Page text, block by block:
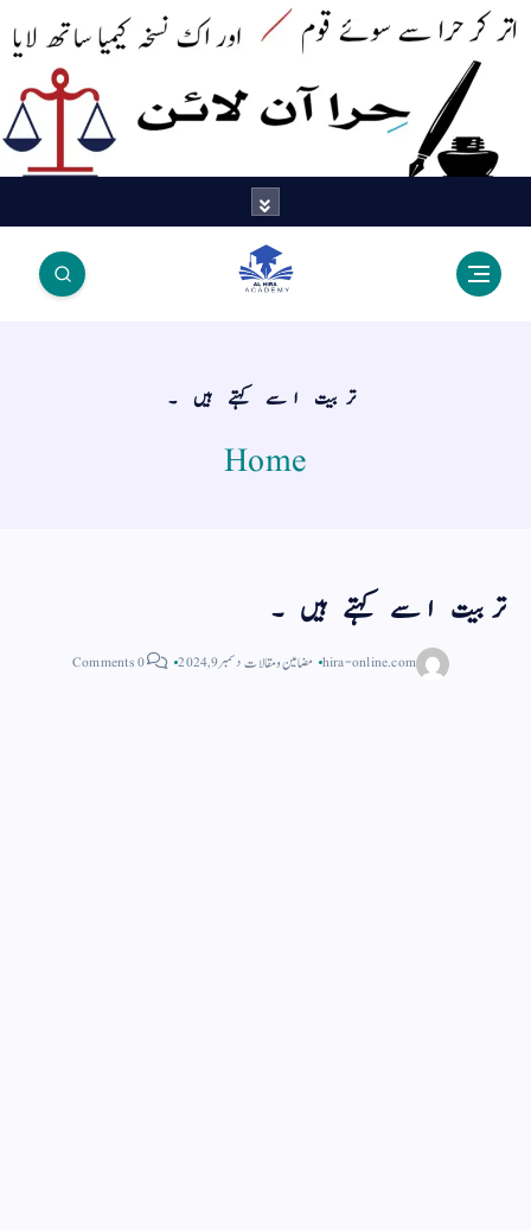
اک نسخہ کیمیا ساتھ لایا
تربیت اسے کہتے ہیں ۔
Home
تربیت اسے کہتے ہیں ۔
hira-online.com مضامین و مقالاتدسمبر 9, 2024 0 Comments